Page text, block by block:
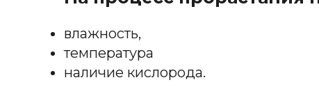
влажность,
температура
наличие кислорода.